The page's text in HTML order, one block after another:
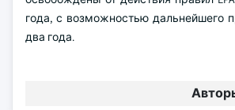
года, с возможностью дальнейшего
два года.